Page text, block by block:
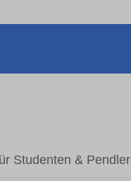
Studenten & Pendler